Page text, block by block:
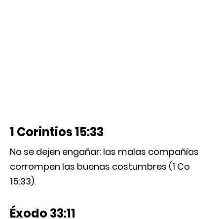
1 Corintios 15:33
No se dejen engañar: las malas compañías
corrompen las buenas costumbres (1 Co
15:33).
Éxodo 33:11